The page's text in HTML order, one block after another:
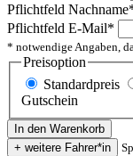
Pflichtfeld Nachname
Pflichtfeld E-Mail*
* notwendige Angaben,
Preisoption
Standardpreis
Gutschein